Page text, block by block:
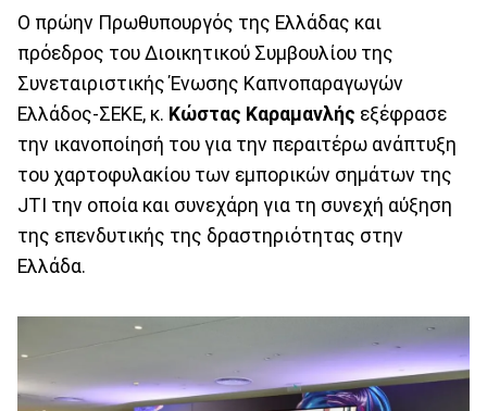
Ο πρώην Πρωθυπουργός της Ελλάδας και
πρόεδρος του Διοικητικού Συμβουλίου της
Συνεταιριστικής Ένωσης Καπνοπαραγωγών
Ελλάδος-ΣΕΚΕ, κ. Κώστας Καραμανλής εξέφρασε
την ικανοποίησή του για την περαιτέρω ανάπτυξη
του χαρτοφυλακίου των εμπορικών σημάτων της
JTI την οποία και συνεχάρη για τη συνεχή αύξηση
της επενδυτικής της δραστηριότητας στην
Ελλάδα.